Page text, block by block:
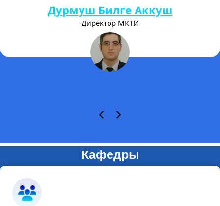
Дурмуш Билге Аккуш
Директор МКТИ
Кафедры